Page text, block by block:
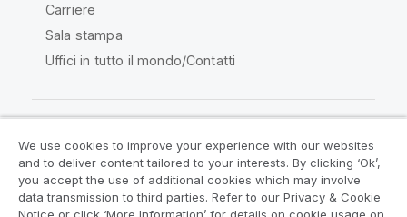
Carriere
Sala stampa
Uffici in tutto il mondo/Contatti
Qlik Community
Contratti Termini del prodotto
We use cookies to improve your experience with our websites
and to deliver content tailored to your interests. By clicking ‘Ok’,
you accept the use of additional cookies which may involve
data transmission to third parties. Refer to our Privacy & Cookie